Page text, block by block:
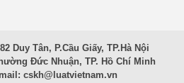
Duy Tân, P.Cầu Giấy, TP.Hà Nội
Đức Nhuận, TP. Hồ Chí Minh
cskh@luatvietnam.vn